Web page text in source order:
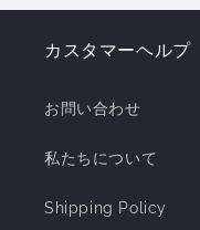
カスタマーヘルプ
お問い合わせ
私たちについて
Shipping Policy